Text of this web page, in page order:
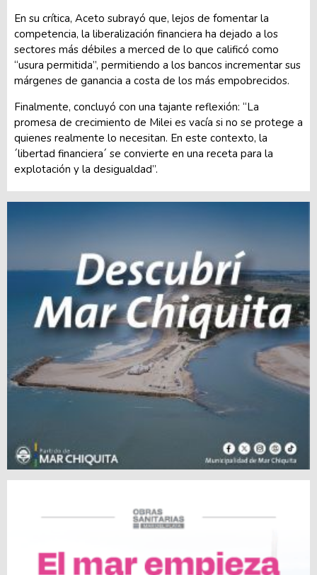
En su crítica, Aceto subrayó que, lejos de fomentar la
competencia, la liberalización financiera ha dejado a los
sectores más débiles a merced de lo que calificó como
“usura permitida”, permitiendo a los bancos incrementar sus
márgenes de ganancia a costa de los más empobrecidos.
Finalmente, concluyó con una tajante reflexión: “La
promesa de crecimiento de Milei es vacía si no se protege a
quienes realmente lo necesitan. En este contexto, la
´libertad financiera´ se convierte en una receta para la
explotación y la desigualdad”.